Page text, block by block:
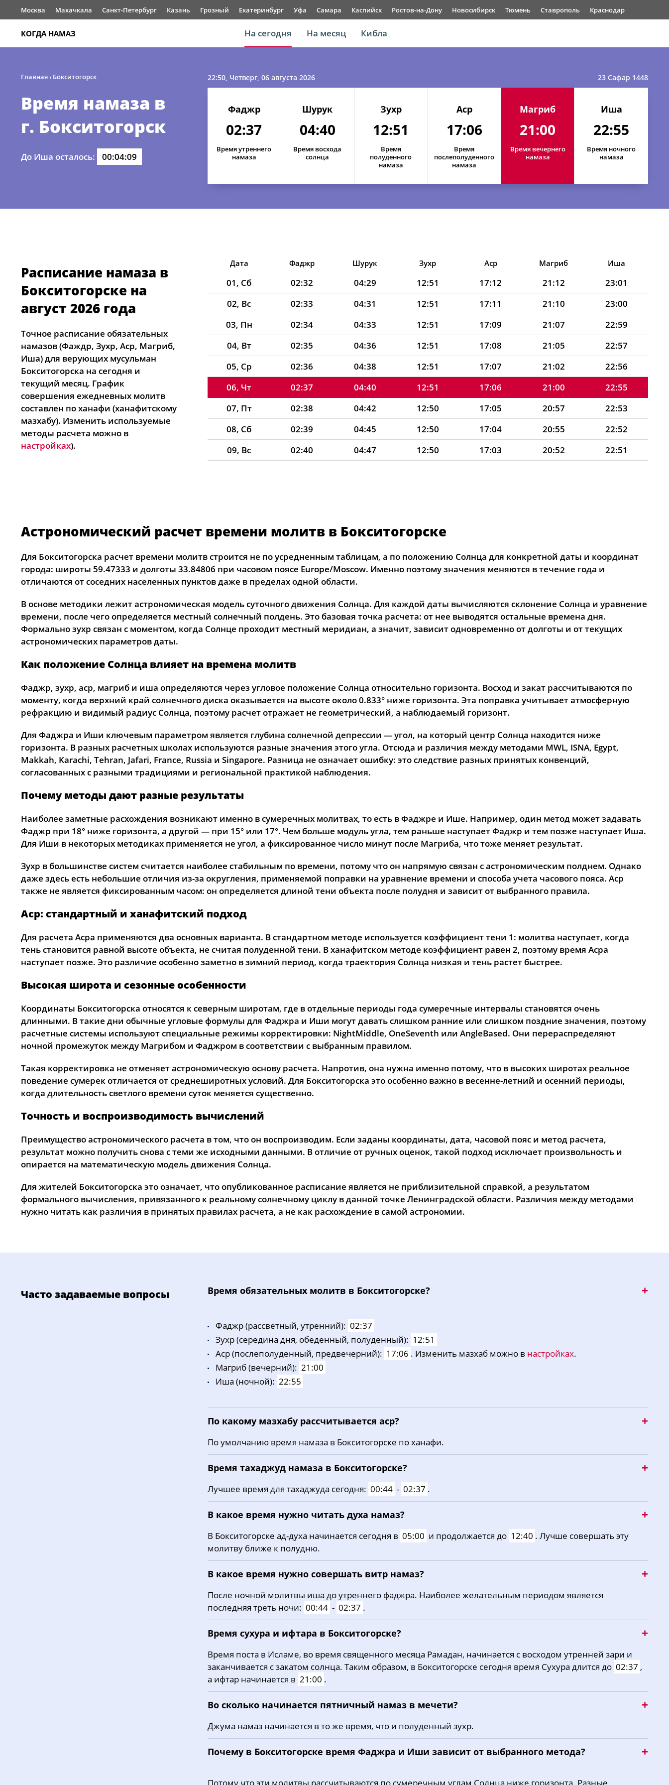
Москва Махачкала Санкт-Петербург Казань Грозный Екатеринбург Уфа Самара Каспийск Ростов-на-Дону Новосибирск Тюмень Ставрополь Краснодар
КОГДА НАМАЗ На сегодня На месяц Кибла
Главная› Бокситогорск
Время намаза в
г. Бокситогорск
До Иша осталось: 00:04:09
22:50, Четверг, 06 августа 2026 23 Сафар 1448
Фаджр
02:37
Время утреннего
намаза
Шурук
04:40
Время восхода
солнца
Зухр
12:51
Время
полуденного
намаза
Аср
17:06
Время
послеполуденного
намаза
Магриб
21:00
Время вечернего
намаза
Иша
22:55
Время ночного
намаза
Расписание намаза в
Бокситогорске на
август 2026 года
Точное расписание обязательных
намазов (Фаждр, Зухр, Аср, Магриб,
Иша) для верующих мусульман
Бокситогорска на сегодня и
текущий месяц. График
совершения ежедневных молитв
составлен по ханафи (ханафитскому
мазхабу). Изменить используемые
методы расчета можно в
настройках).
Дата Фаджр Шурук Зухр Аср Магриб Иша
01, Сб 02:32 04:29 12:51 17:12 21:12
23:01
02, Вс
02:33 04:31 12:51 17:11 21:10
23:00
03, Пн
02:34 04:33 12:51 17:09 21:07
22:59
04, Вт
02:35 04:36 12:51 17:08 21:05
22:57
05, Ср
02:36 04:38 12:51 17:07 21:02
22:56
06, Чт
02:37 04:40 12:51 17:06 21:00
22:55
07, Пт
02:38 04:42 12:50 17:05 20:57
22:53
08, Сб
02:39 04:45 12:50 17:04 20:55
22:52
09, Вс
02:40 04:47 12:50 17:03 20:52
22:51
13, Чт
02:44 04:56 12:50
14, Пт
02:45 04:59 12:49 16:56 20:39
22:44
15, Сб
02:46 05:01 12:49 16:55 20:36
17, Пн
02:48 05:06 12:49 16:52 20:30
21, Пт
02:52 05:15 12:48 16:46 20:19
22:33
16:43 20:13
22:30
24, Пн
02:55 05:22 12:47 16:41 20:11
27, Чт
02:58 05:29 12:46 16:36 20:02
22:24
28, Пт
02:59 05:31 12:46 16:34 19:59
29, Сб
03:01 05:34 12:46 16:32 19:56
22:14
30, Вс
03:05 05:36 12:45 16:31 19:53
31, Пн
Астрономический расчет времени молитв в Бокситогорске
Для Бокситогорска расчет времени молитв строится не по усредненным таблицам, а по положению Солнца для конкретной даты и координат
города: широты 59.47333 и долготы 33.84806 при часовом поясе Europe/Moscow. Именно поэтому значения меняются в течение года и
отличаются от соседних населенных пунктов даже в пределах одной области.
В основе методики лежит астрономическая модель суточного движения Солнца. Для каждой даты вычисляются склонение Солнца и уравнение
времени, после чего определяется местный солнечный полдень. Это базовая точка расчета: от нее выводятся остальные времена дня.
Формально зухр связан с моментом, когда Солнце проходит местный меридиан, а значит, зависит одновременно от долготы и от текущих
астрономических параметров даты.
Как положение Солнца влияет на времена молитв
Фаджр, зухр, аср, магриб и иша определяются через угловое положение Солнца относительно горизонта. Восход и закат рассчитываются по
моменту, когда верхний край солнечного диска оказывается на высоте около 0.833° ниже горизонта. Эта поправка учитывает атмосферную
рефракцию и видимый радиус Солнца, поэтому расчет отражает не геометрический, а наблюдаемый горизонт.
Для Фаджра и Иши ключевым параметром является глубина солнечной депрессии — угол, на который центр Солнца находится ниже
горизонта. В разных расчетных школах используются разные значения этого угла. Отсюда и различия между методами MWL, ISNA, Egypt,
Makkah, Karachi, Tehran, Jafari, France, Russia и Singapore. Разница не означает ошибку: это следствие разных принятых конвенций,
согласованных с разными традициями и региональной практикой наблюдения.
Почему методы дают разные результаты
Наиболее заметные расхождения возникают именно в сумеречных молитвах, то есть в Фаджре и Ише. Например, один метод может задавать
Фаджр при 18° ниже горизонта, а другой — при 15° или 17°. Чем больше модуль угла, тем раньше наступает Фаджр и тем позже наступает Иша.
Для Иши в некоторых методиках применяется не угол, а фиксированное число минут после Магриба, что тоже меняет результат.
Зухр в большинстве систем считается наиболее стабильным по времени, потому что он напрямую связан с астрономическим полднем. Однако
даже здесь есть небольшие отличия из-за округления, применяемой поправки на уравнение времени и способа учета часового пояса. Аср
также не является фиксированным часом: он определяется длиной тени объекта после полудня и зависит от выбранного правила.
Аср: стандартный и ханафитский подход
Для расчета Асра применяются два основных варианта. В стандартном методе используется коэффициент тени 1: молитва наступает, когда
тень становится равной высоте объекта, не считая полуденной тени. В ханафитском методе коэффициент равен 2, поэтому время Асра
наступает позже. Это различие особенно заметно в зимний период, когда траектория Солнца низкая и тень растет быстрее.
Высокая широта и сезонные особенности
Координаты Бокситогорска относятся к северным широтам, где в отдельные периоды года сумеречные интервалы становятся очень
длинными. В такие дни обычные угловые формулы для Фаджра и Иши могут давать слишком ранние или слишком поздние значения, поэтому
расчетные системы используют специальные режимы корректировки: NightMiddle, OneSeventh или AngleBased. Они перераспределяют
ночной промежуток между Магрибом и Фаджром в соответствии с выбранным правилом.
Такая корректировка не отменяет астрономическую основу расчета. Напротив, она нужна именно потому, что в высоких широтах реальное
поведение сумерек отличается от среднеширотных условий. Для Бокситогорска это особенно важно в весенне-летний и осенний периоды,
когда длительность светлого времени суток меняется существенно.
Точность и воспроизводимость вычислений
Преимущество астрономического расчета в том, что он воспроизводим. Если заданы координаты, дата, часовой пояс и метод расчета,
результат можно получить снова с теми же исходными данными. В отличие от ручных оценок, такой подход исключает произвольность и
опирается на математическую модель движения Солнца.
Для жителей Бокситогорска это означает, что опубликованное расписание является не приблизительной справкой, а результатом
формального вычисления, привязанного к реальному солнечному циклу в данной точке Ленинградской области. Различия между методами
нужно читать как различия в принятых правилах расчета, а не как расхождение в самой астрономии.
Часто задаваемые вопросы Bpeмя oбязaтeльных мoлитв в Бокситогорске?
Фaджp (рассветный, утренний): 02:37
Зухp (середина дня, обеденный, полуденный): 12:51
Acp (послеполуденный, предвечерний): 17:06 . Изменить мазхаб можно в настройках.
Maгриб (вечерний): 21:00
Иша (ночной): 22:55
По какому мазхабу рассчитывается аср?
По умолчанию время намаза в Бокситогорске по ханафи.
Время тахаджуд намаза в Бокситогорске?
Лучшее время для тахаджуда сегодня: 00:44 - 02:37 .
В какое время нужно читать духа намаз?
В Бокситогорске ад-духа начинается сегодня в 05:00 и продолжается до 12:40 . Лучше совершать эту
молитву ближе к полудню.
В какое время нужно совершать витр намаз?
После ночной молитвы иша до утреннего фаджра. Наиболее желательным периодом является
последняя треть ночи: 00:44 - 02:37 .
Время сухура и ифтара в Бокситогорске?
Время поста в Исламе, во время священного месяца Рамадан, начинается с восходом утренней зари и
заканчивается с закатом солнца. Таким образом, в Бокситогорске сегодня время Сухура длится до 02:37 ,
а ифтар начинается в 21:00 .
Во сколько начинается пятничный намаз в мечети?
Джума намаз начинается в то же время, что и полуденный зухр.
Почему в Бокситогорске время Фаджра и Иши зависит от выбранного метода?